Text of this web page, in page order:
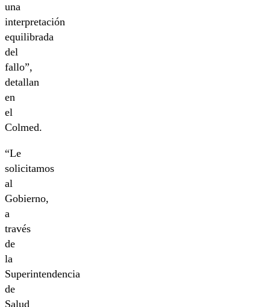
una
interpretación
equilibrada
del
fallo”,
detallan
en
el
Colmed.
“Le
solicitamos
al
Gobierno,
a
través
de
la
Superintendencia
de
Salud